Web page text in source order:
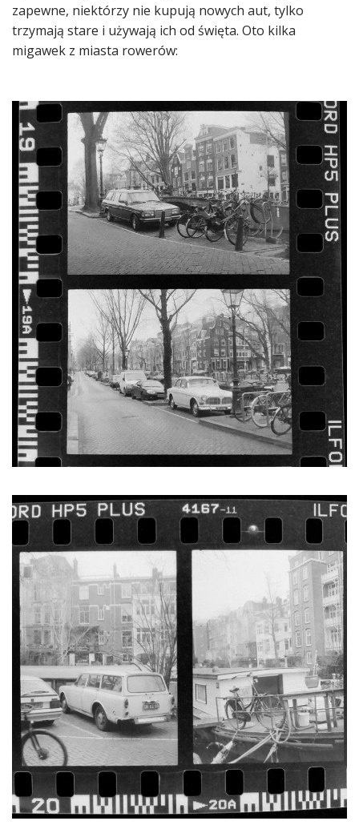
zapewne, niektórzy nie kupują nowych aut, tylko
trzymają stare i używają ich od święta. Oto kilka
migawek z miasta rowerów: